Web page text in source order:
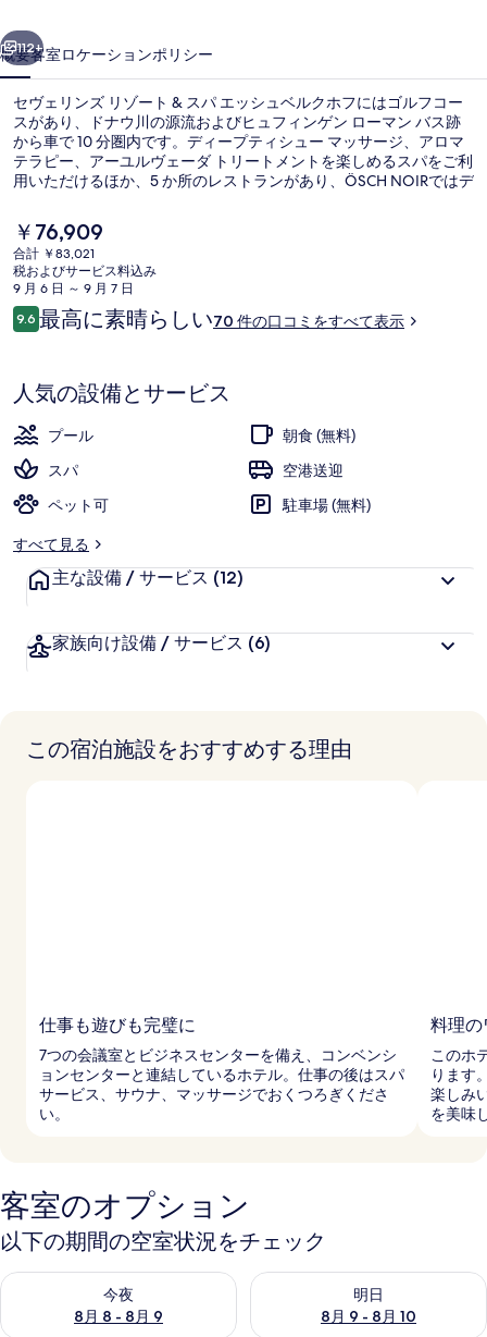
ゾ
ー
ト
&
ス
パ
エ
ッ
シ
ベ
ル
ク
ホ
フ
次へ
112+
概要客室ロケーションポリシー
セヴェリンズ リゾート & スパ エッシュベルクホフにはゴルフコー
スがあり、ドナウ川の源流およびヒュフィンゲン ローマン バス跡
から車で 10 分圏内です。ディープティシュー マッサージ、アロマ
テラピー、アーユルヴェーダ トリートメントを楽しめるスパをご利
用いただけるほか、5 か所のレストランがあり、ÖSCH NOIRではデ
級ホテルには屋内プール、屋外プール、およびバー / ラウンジが備
わっています。
現
在
の
料
金
は
す
￥76,909
合計 ￥83,021
税およびサービス料込み
9 月 6 日 ～ 9 月 7 日
口
コ
9.610段階中9.6
最高に素晴らしい70 件の口コミをすべて表示
人気の設備とサービス
プール
朝食 (無料)
スパ
空港送迎
ペット可
駐車場 (無料)
すべて見る
主な設備 / サービス (12)
家族向け設備 / サービス (6)
この宿泊施設をおすすめする理由
仕事も遊びも完璧に
7つの会議室とビジネスセンターを備え、コンベンシ
ョンセンターと連結しているホテル。仕事の後はスパ
サービス、サウナ、マッサージでおくつろぎくださ
い。
料理の
このホ
ります
楽しみ
を美味
客室のオプション
以下の期間の空室状況をチェック
今夜
8月 8 - 8月 9
今夜 8月 8 - 8月 9 の空室状況をチェック
明日
8月 9 - 8月 10
明日 8月 9 - 8月 10 の空室状